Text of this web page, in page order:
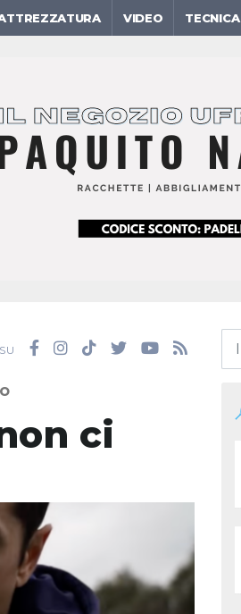
VIDEO TECNICA
ci